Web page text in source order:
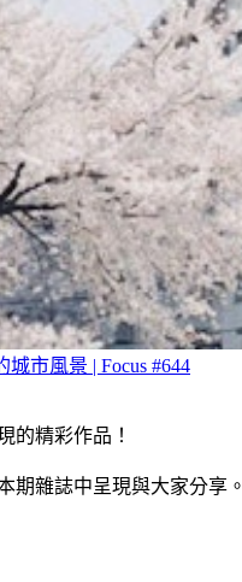
城市風景 | Focus #644
的精彩作品！
期雜誌中呈現與大家分享。